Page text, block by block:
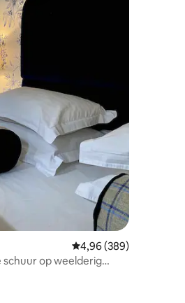
uit 5, 350 recensies
Gemiddelde
4,96 (389)
op weelderig